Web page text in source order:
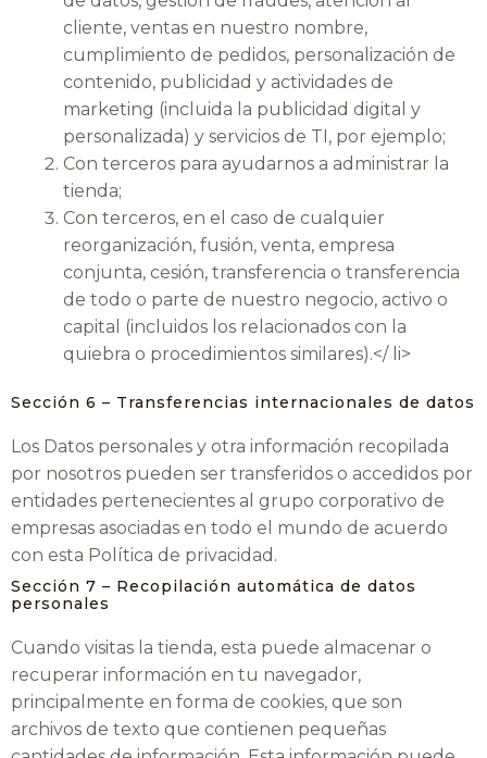
cliente, ventas en nuestro nombre,
cumplimiento de pedidos, personalización de
contenido, publicidad y actividades de
marketing (incluida la publicidad digital y
personalizada) y servicios de TI, por ejemplo;
Con terceros para ayudarnos a administrar la
tienda;
Con terceros, en el caso de cualquier
reorganización, fusión, venta, empresa
conjunta, cesión, transferencia o transferencia
de todo o parte de nuestro negocio, activo o
capital (incluidos los relacionados con la
quiebra o procedimientos similares).</ li>
Sección 6 – Transferencias internacionales de datos
Los Datos personales y otra información recopilada
por nosotros pueden ser transferidos o accedidos por
entidades pertenecientes al grupo corporativo de
empresas asociadas en todo el mundo de acuerdo
con esta Política de privacidad.
Sección 7 – Recopilación automática de datos
personales
Cuando visitas la tienda, esta puede almacenar o
recuperar información en tu navegador,
principalmente en forma de cookies, que son
archivos de texto que contienen pequeñas